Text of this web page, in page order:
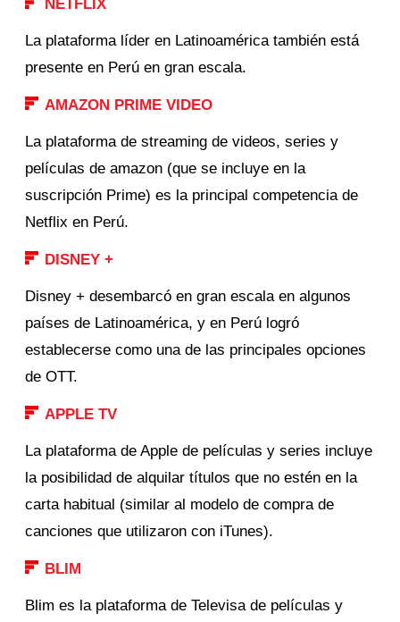
NETFLIX
La plataforma líder en Latinoamérica también está
presente en Perú en gran escala.
AMAZON PRIME VIDEO
La plataforma de streaming de videos, series y
películas de amazon (que se incluye en la
suscripción Prime) es la principal competencia de
Netflix en Perú.
DISNEY +
Disney + desembarcó en gran escala en algunos
países de Latinoamérica, y en Perú logró
establecerse como una de las principales opciones
de OTT.
APPLE TV
La plataforma de Apple de películas y series incluye
la posibilidad de alquilar títulos que no estén en la
carta habitual (similar al modelo de compra de
canciones que utilizaron con iTunes).
BLIM
Blim es la plataforma de Televisa de películas y